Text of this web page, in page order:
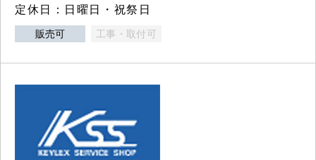
定休日：日曜日・祝祭日
販売可 工事・取付可